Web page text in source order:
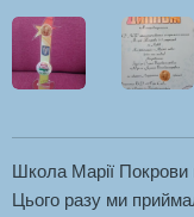
Школа Марії Покрови
Цього разу ми